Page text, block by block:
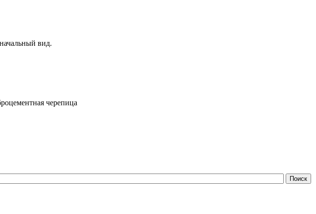
вид.
черепица